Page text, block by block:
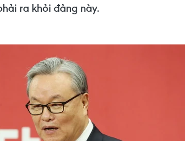
ra khỏi đảng này.